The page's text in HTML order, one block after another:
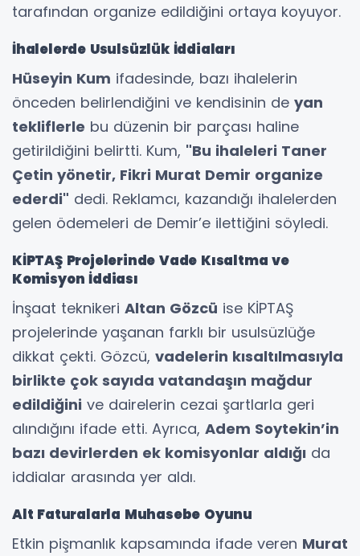
tarafından organize edildiğini ortaya koyuyor.
İhalelerde Usulsüzlük İddiaları
Hüseyin Kum ifadesinde, bazı ihalelerin
önceden belirlendiğini ve kendisinin de yan
tekliflerle bu düzenin bir parçası haline
getirildiğini belirtti. Kum, "Bu ihaleleri Taner
Çetin yönetir, Fikri Murat Demir organize
ederdi" dedi. Reklamcı, kazandığı ihalelerden
gelen ödemeleri de Demir’e ilettiğini söyledi.
KİPTAŞ Projelerinde Vade Kısaltma ve
Komisyon İddiası
İnşaat teknikeri Altan Gözcü ise KİPTAŞ
projelerinde yaşanan farklı bir usulsüzlüğe
dikkat çekti. Gözcü, vadelerin kısaltılmasıyla
birlikte çok sayıda vatandaşın mağdur
edildiğini ve dairelerin cezai şartlarla geri
alındığını ifade etti. Ayrıca, Adem Soytekin’in
bazı devirlerden ek komisyonlar aldığı da
iddialar arasında yer aldı.
Alt Faturalarla Muhasebe Oyunu
Etkin pişmanlık kapsamında ifade veren Murat